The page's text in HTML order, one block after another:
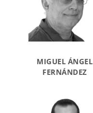
MIGUEL ÁNGEL
FERNÁNDEZ